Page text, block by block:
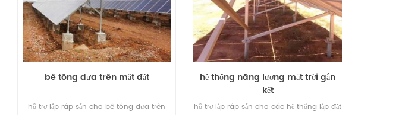
bê tông dựa trên mặt đất
hỗ trợ lắp ráp sẵn cho bê tông dựa trên
hệ thống năng lượng mặt trời gắn
kết
hỗ trợ lắp ráp sẵn cho các hệ thống lắp đặt